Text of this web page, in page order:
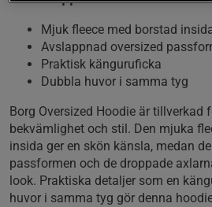
Mjuk fleece med borstad
Avslappnad oversized
Praktisk känguruficka
Dubbla huvor i samma tyg
Borg Oversized Hoodie är tillverkad
bekvämlighet och stil. Den mjuka
insida ger en skön känsla, medan
passformen och de droppade
look. Praktiska detaljer som en
huvor i samma tyg gör denna